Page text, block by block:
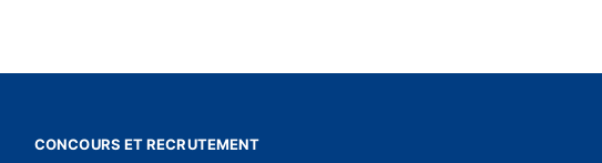
CONCOURS ET RECRUTEMENT